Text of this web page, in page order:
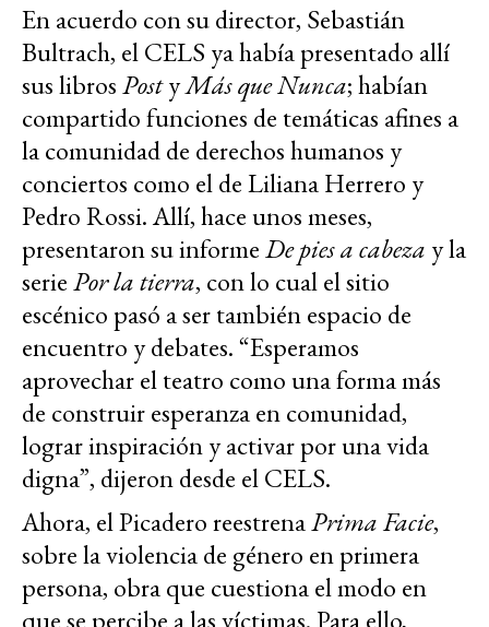
En acuerdo con su director, Sebastián
Bultrach, el CELS ya había presentado allí
sus librosPostyMás que Nunca; habían
compartido funciones de temáticas afines a
la comunidad de derechos humanos y
conciertos como el de Liliana Herrero y
Pedro Rossi. Allí, hace unos meses,
presentaron su informeDe pies a cabeza y la
seriePor la tierra, con lo cual el sitio
escénico pasó a ser también espacio de
encuentro y debates. “Esperamos
aprovechar el teatro como una forma más
de construir esperanza en comunidad,
lograr inspiración y activar por una vida
digna”, dijeron desde el CELS.
Ahora, el Picadero reestrenaPrima Facie,
sobre la violencia de género en primera
persona, obra que cuestiona el modo en
que se percibe a las víctimas. Para ello,